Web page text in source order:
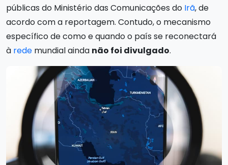
públicas do Ministério das Comunicações do Irã, de
acordo com a reportagem. Contudo, o mecanismo
específico de como e quando o país se reconectará
à rede mundial ainda não foi divulgado.